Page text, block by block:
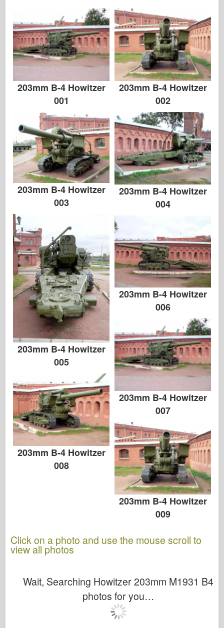
203mm B-4 Howitzer
001
203mm B-4 Howitzer
002
203mm B-4 Howitzer
003
203mm B-4 Howitzer
004
203mm B-4 Howitzer
005
203mm B-4 Howitzer
006
203mm B-4 Howitzer
007
203mm B-4 Howitzer
008
203mm B-4 Howitzer
009
Click on a photo and use the mouse scroll to
view all photos
Wait, Searching Howitzer 203mm M1931 B4
photos for you…